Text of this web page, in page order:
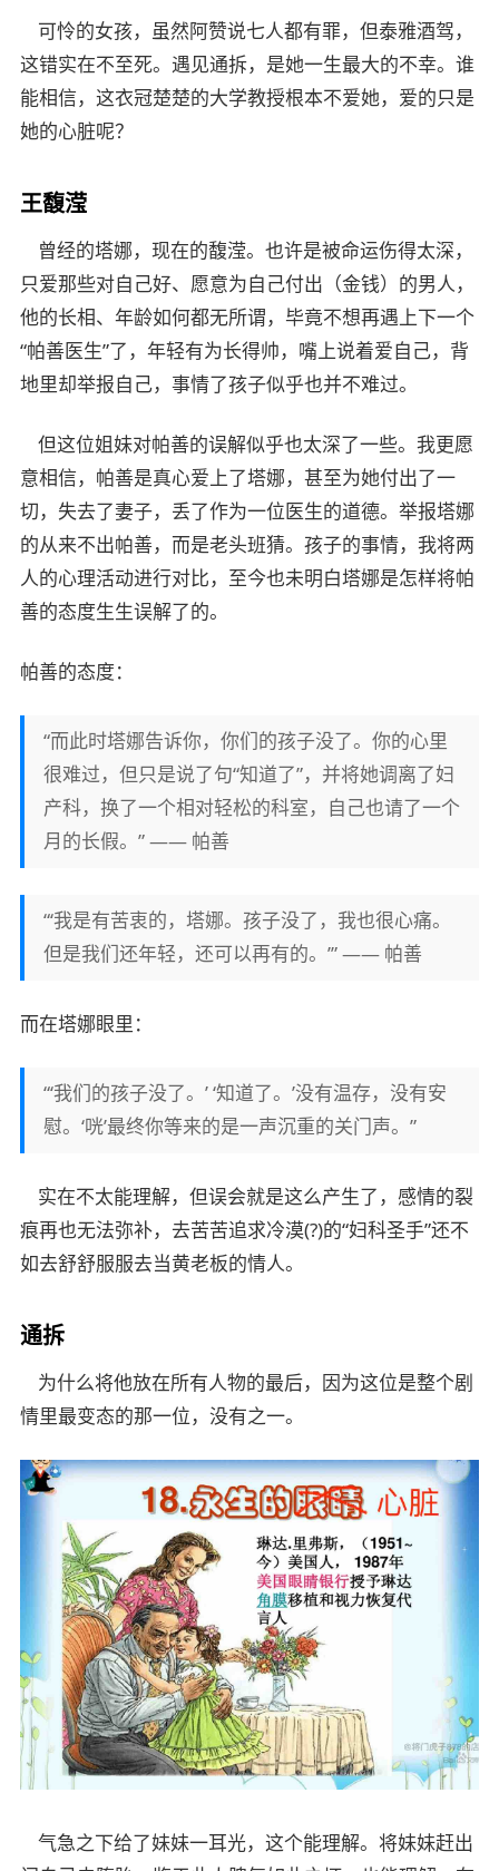
可怜的女孩，虽然阿赞说七人都有罪，但泰雅酒驾，
这错实在不至死。遇见通拆，是她一生最大的不幸。谁
能相信，这衣冠楚楚的大学教授根本不爱她，爱的只是
她的心脏呢？
王馥滢
曾经的塔娜，现在的馥滢。也许是被命运伤得太深，
只爱那些对自己好、愿意为自己付出（金钱）的男人，
他的长相、年龄如何都无所谓，毕竟不想再遇上下一个
“帕善医生”了，年轻有为长得帅，嘴上说着爱自己，背
地里却举报自己，事情了孩子似乎也并不难过。
但这位姐妹对帕善的误解似乎也太深了一些。我更愿
意相信，帕善是真心爱上了塔娜，甚至为她付出了一
切，失去了妻子，丢了作为一位医生的道德。举报塔娜
的从来不出帕善，而是老头班猜。孩子的事情，我将两
人的心理活动进行对比，至今也未明白塔娜是怎样将帕
善的态度生生误解了的。
帕善的态度：
“而此时塔娜告诉你，你们的孩子没了。你的心里
很难过，但只是说了句“知道了”，并将她调离了妇
产科，换了一个相对轻松的科室，自己也请了一个
月的长假。” —— 帕善
“‘我是有苦衷的，塔娜。孩子没了，我也很心痛。
但是我们还年轻，还可以再有的。’” —— 帕善
而在塔娜眼里：
“‘我们的孩子没了。’ ‘知道了。’没有温存，没有安
慰。‘咣’最终你等来的是一声沉重的关门声。”
实在不太能理解，但误会就是这么产生了，感情的裂
痕再也无法弥补，去苦苦追求冷漠(?)的“妇科圣手”还不
如去舒舒服服去当黄老板的情人。
通拆
为什么将他放在所有人物的最后，因为这位是整个剧
情里最变态的那一位，没有之一。
气急之下给了妹妹一耳光，这个能理解。将妹妹赶出
微信